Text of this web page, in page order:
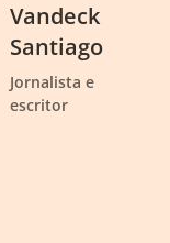
Vandeck
Santiago
Jornalista e
escritor